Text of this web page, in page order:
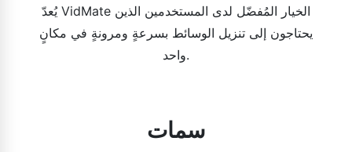
يُعدّ VidMate الخيار المُفضّل لدى المستخدمين الذين
يحتاجون إلى تنزيل الوسائط بسرعةٍ ومرونةٍ في مكانٍ
واحد.
سمات